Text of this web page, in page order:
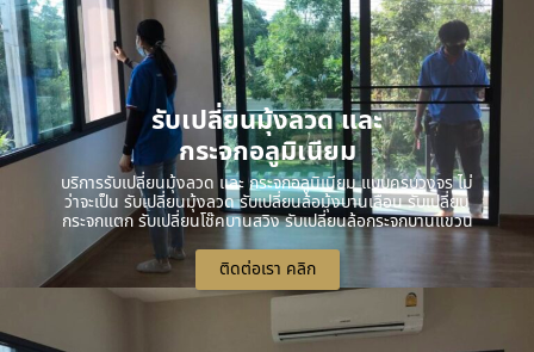
รับเปลี่ยนมุ้งลวด และ
กระจกอลูมิเนียม
บริการรับเปลี่ยนมุ้งลวด และ กระจกอลูมิเนียม แบบครบวงจร ไม่
ว่าจะเป็น รับเปลี่ยนมุ้งลวด รับเปลี่ยนล้อมุ้งบานเลื่อน รับเปลี่ยน
กระจกแตก รับเปลี่ยนโช๊คบานสวิง รับเปลี่ยนล้อกระจกบานแขวน
ติดต่อเรา คลิก